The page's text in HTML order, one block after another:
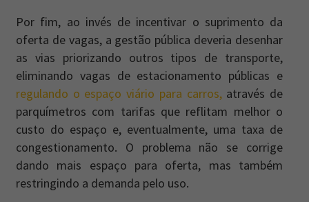
Por fim, ao invés de incentivar o suprimento da
oferta de vagas, a gestão pública deveria desenhar
as vias priorizando outros tipos de transporte,
eliminando vagas de estacionamento públicas e
regulando o espaço viário para carros, através de
parquímetros com tarifas que reflitam melhor o
custo do espaço e, eventualmente, uma taxa de
congestionamento. O problema não se corrige
dando mais espaço para oferta, mas também
restringindo a demanda pelo uso.